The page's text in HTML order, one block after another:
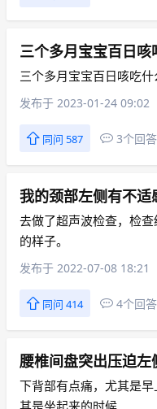
三个多月宝宝百日咳
三个多月宝宝百日咳吃什
发布于 2023-01-24 09:02
同问 587 3个回答
我的颈部左侧有不适
去做了超声波检查，检
的样子。
发布于 2022-07-08 18:21
同问 414 4个回答
腰椎间盘突出压迫左
下背部有点痛，尤其是
其是坐起来的时候